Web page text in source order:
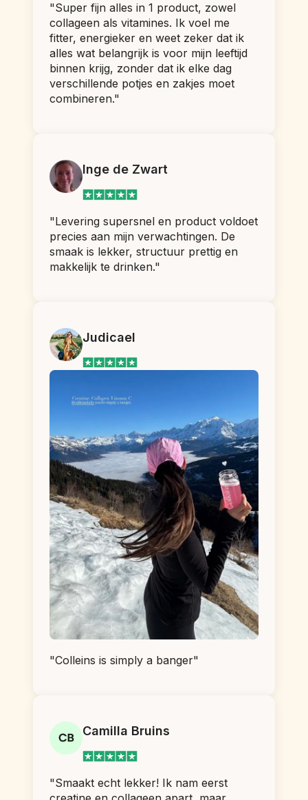
"Super fijn alles in 1 product, zowel
collageen als vitamines. Ik voel me
fitter, energieker en weet zeker dat ik
alles wat belangrijk is voor mijn leeftijd
binnen krijg, zonder dat ik elke dag
verschillende potjes en zakjes moet
combineren."
Inge de Zwart
"Levering supersnel en product voldoet
precies aan mijn verwachtingen. De
smaak is lekker, structuur prettig en
makkelijk te drinken."
Judicael
"Colleins is simply a banger"
Camilla Bruins
"Smaakt echt lekker! Ik nam eerst